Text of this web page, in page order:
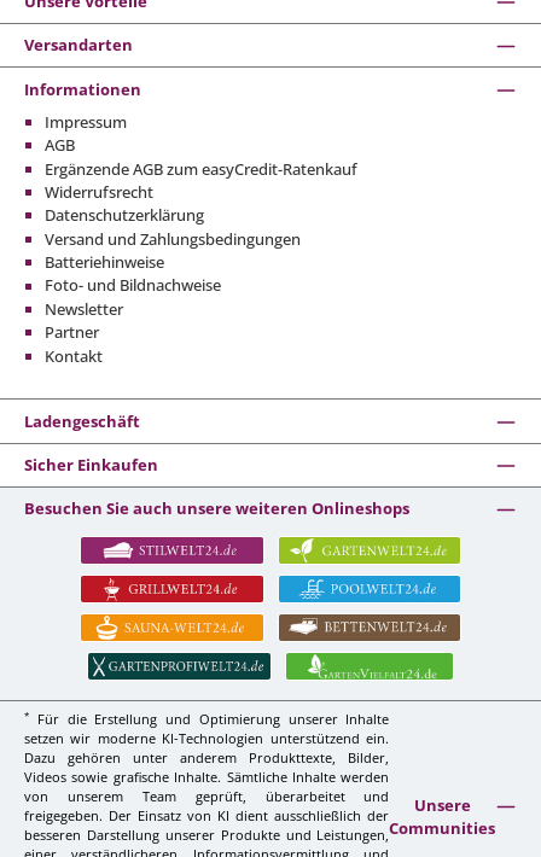
Versandarten
Informationen
Impressum
AGB
Ergänzende AGB zum easyCredit-Ratenkauf
Widerrufsrecht
Datenschutzerklärung
Versand und Zahlungsbedingungen
Batteriehinweise
Foto- und Bildnachweise
Newsletter
Partner
Kontakt
Ladengeschäft
Sicher Einkaufen
Besuchen Sie auch unsere weiteren Onlineshops
*
Für die Erstellung und Optimierung unserer Inhalte
setzen wir moderne KI-Technologien unterstützend ein.
Dazu gehören unter anderem Produkttexte, Bilder,
Videos sowie grafische Inhalte. Sämtliche Inhalte werden
von unserem Team geprüft, überarbeitet und
freigegeben. Der Einsatz von KI dient ausschließlich der
besseren Darstellung unserer Produkte und Leistungen,
Unsere
Communities